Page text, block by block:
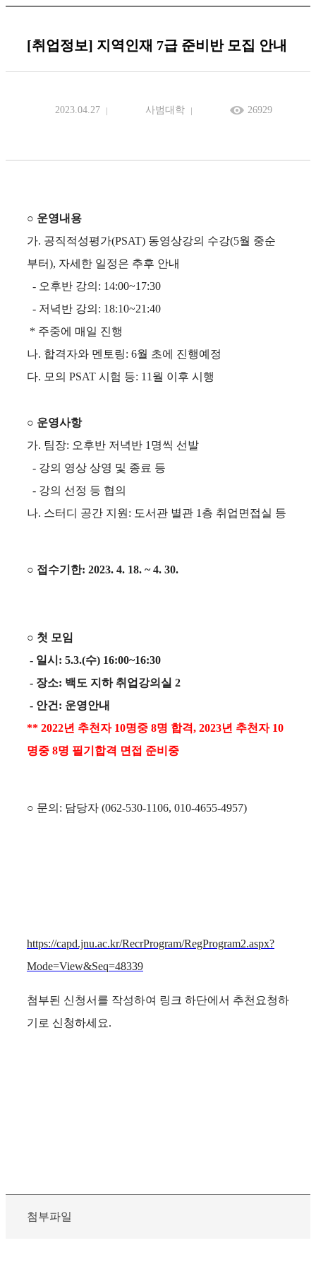
[취업정보] 지역인재 7급 준비반 모집 안내
2023.04.27 사범대학 26929
○ 운영내용
가. 공직적성평가(PSAT) 동영상강의 수강(5월 중순
부터), 자세한 일정은 추후 안내
- 오후반 강의: 14:00~17:30
- 저녁반 강의: 18:10~21:40
* 주중에 매일 진행
나. 합격자와 멘토링: 6월 초에 진행예정
다. 모의 PSAT 시험 등: 11월 이후 시행
○ 운영사항
가. 팀장: 오후반 저녁반 1명씩 선발
- 강의 영상 상영 및 종료 등
- 강의 선정 등 협의
나. 스터디 공간 지원 : 도서관 별관 1 층 취업면접실 등
○ 접수기한: 2023. 4. 18. ~ 4. 30.
○ 첫 모임
- 일시: 5.3.(수) 16:00~16:30
- 장소: 백도 지하 취업강의실 2
- 안건: 운영안내
** 2022년 추천자 10명중 8명 합격, 2023년 추천자 10
명중 8명 필기합격 면접 준비중
○ 문의: 담당자 (062-530-1106, 010-4655-4957)
https://capd.jnu.ac.kr/RecrProgram/RegProgram2.aspx?
Mode=View&Seq=48339
첨부된 신청서를 작성하여 링크 하단에서 추천요청하
기로 신청하세요.
첨부파일